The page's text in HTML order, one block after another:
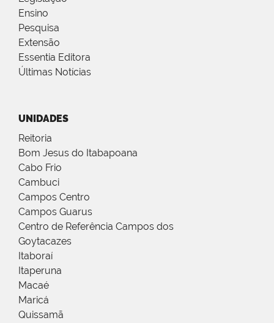
Ensino
Pesquisa
Extensão
Essentia Editora
Últimas Notícias
UNIDADES
Reitoria
Bom Jesus do Itabapoana
Cabo Frio
Cambuci
Campos Centro
Campos Guarus
Centro de Referência Campos dos
Goytacazes
Itaboraí
Itaperuna
Macaé
Maricá
Quissamã